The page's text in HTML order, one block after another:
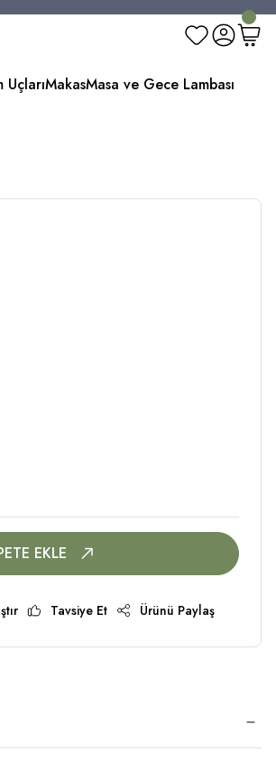
UçlarıMakasMasa ve Gece Lambası
EKLE
Tavsiye Et Ürünü Paylaş